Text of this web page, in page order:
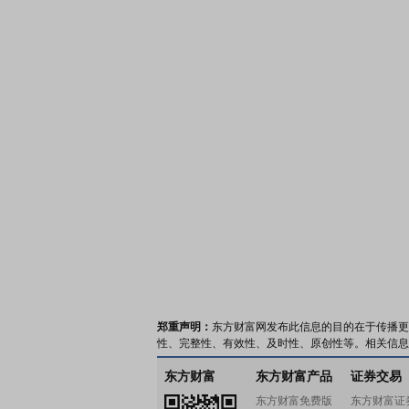
郑重声明： 东方财富网发布此信息的目的在于传播
性、完整性、有效性、及时性、原创性等。相关信
东方财富 东方财富产品
东方财富免费版
证券交易
东方财富证